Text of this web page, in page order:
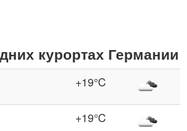
курортах Германии
+19°C
+19°C